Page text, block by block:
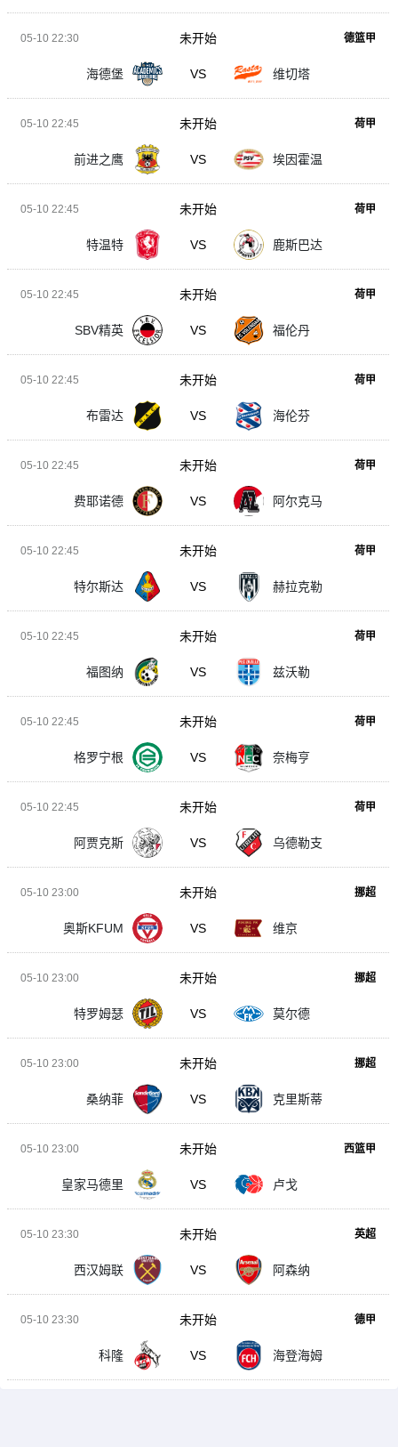
05-10 22:30 德篮甲
海德堡 VS 维切塔
未开始
05-10 22:45 荷甲
前进之鹰 VS 埃因霍温
未开始
05-10 22:45 荷甲
特温特 VS 鹿斯巴达
未开始
05-10 22:45 荷甲
SBV精英 VS 福伦丹
未开始
05-10 22:45 荷甲
布雷达 VS 海伦芬
未开始
05-10 22:45 荷甲
费耶诺德 VS 阿尔克马
未开始
05-10 22:45 荷甲
特尔斯达 VS 赫拉克勒
未开始
05-10 22:45 荷甲
福图纳 VS 兹沃勒
未开始
05-10 22:45 荷甲
格罗宁根 VS 奈梅亨
未开始
05-10 22:45 荷甲
阿贾克斯 VS 乌德勒支
未开始
05-10 23:00 挪超
奥斯KFUM VS 维京
未开始
05-10 23:00 挪超
特罗姆瑟 VS 莫尔德
未开始
05-10 23:00 挪超
桑纳菲 VS 克里斯蒂
未开始
05-10 23:00 西篮甲
皇家马德里 VS 卢戈
未开始
05-10 23:30 英超
西汉姆联 VS 阿森纳
未开始
05-10 23:30 德甲
科隆 VS 海登海姆
未开始